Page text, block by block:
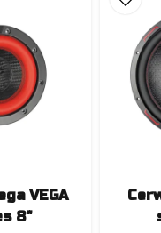
VEGA
8"